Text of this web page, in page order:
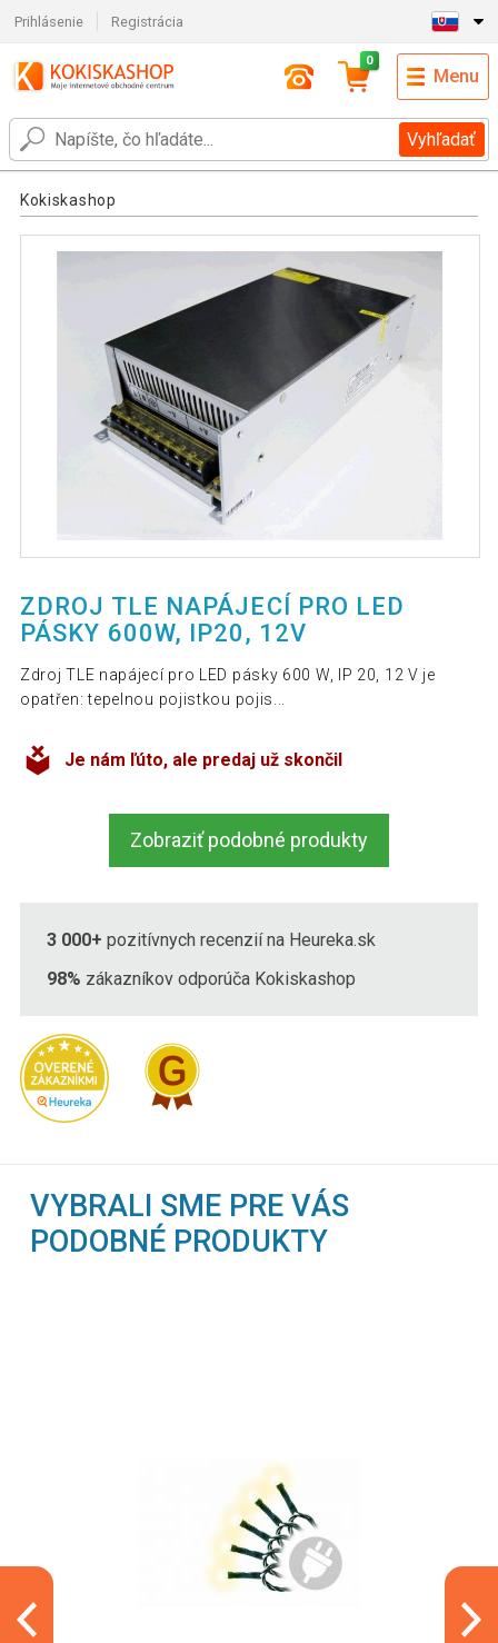
Prihlásenie Registrácia
Vyhľadať
0
Menu
Kokiskashop
ZDROJ TLE NAPÁJECÍ PRO LED
PÁSKY 600W, IP20, 12V
Zdroj TLE napájecí pro LED pásky 600 W, IP 20, 12 V je
opatřen: tepelnou pojistkou pojis...
Je nám ľúto, ale predaj už skončil
Zobraziť podobné produkty
3 000+ pozitívnych recenzií na Heureka.sk
98% zákazníkov odporúča Kokiskashop
VYBRALI SME PRE VÁS
PODOBNÉ PRODUKTY